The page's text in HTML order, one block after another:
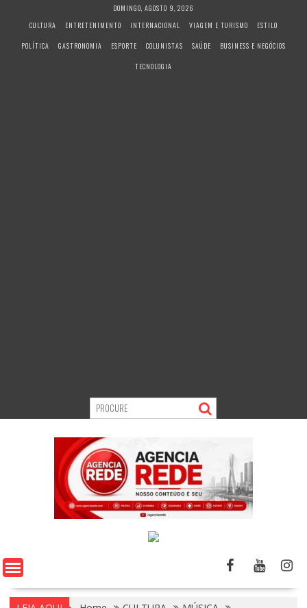
DOMINGO, AGOSTO 9, 2026
CULTURA
ENTRETENIMENTO INTERNACIONAL VIAGEM E TURISMO
ESTILO
POLÍTICA
GASTRONOMIA ESPORTE COLUNISTAS SAÚDE
BUSINESS E NEGÓCIOS
TECNOLOGIA